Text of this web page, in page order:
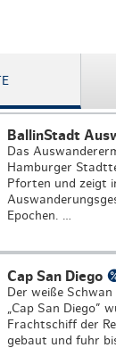
BallinStadt
Das
Hamburger
Pforten und zeigt
Epochen. …
Cap San Diego
Der weiße
„Cap San Diego”
Frachtschiff der
gebaut und fuhr